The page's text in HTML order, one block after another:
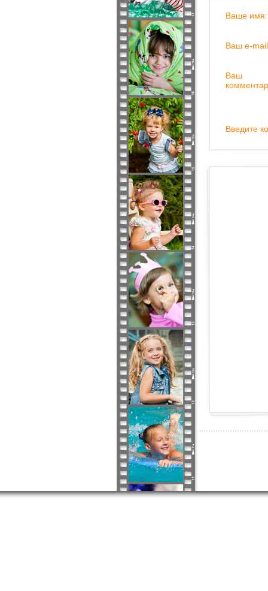
Ваше имя:
Ваш e-
Ваш
Введите